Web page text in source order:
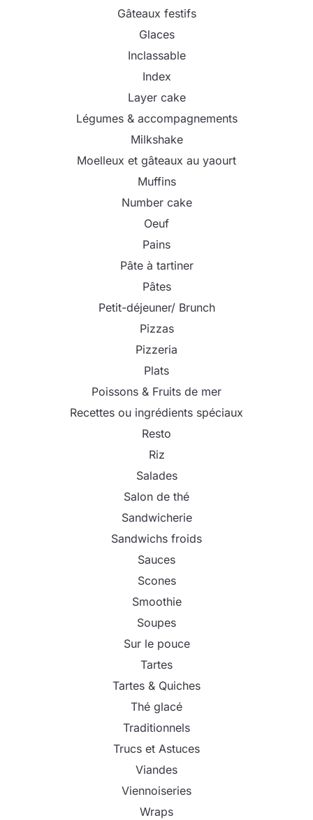
Gâteaux festifs
Glaces
Inclassable
Index
Layer cake
Légumes & accompagnements
Milkshake
Moelleux et gâteaux au yaourt
Muffins
Number cake
Oeuf
Pains
Pâte à tartiner
Pâtes
Petit-déjeuner/ Brunch
Pizzas
Pizzeria
Plats
Poissons & Fruits de mer
Recettes ou ingrédients spéciaux
Resto
Riz
Salades
Salon de thé
Sandwicherie
Sandwichs froids
Sauces
Scones
Smoothie
Soupes
Sur le pouce
Tartes
Tartes & Quiches
Thé glacé
Traditionnels
Trucs et Astuces
Viandes
Viennoiseries
Wraps